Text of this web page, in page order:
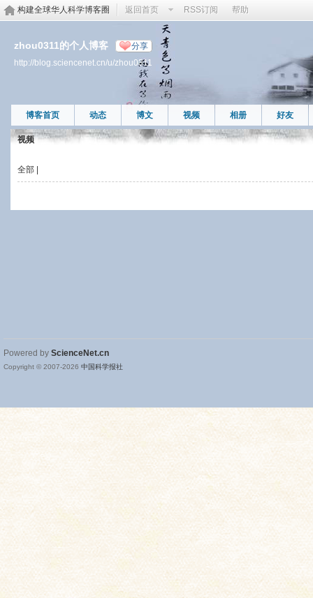
构建全球华人科学博客圈 返回首页 RSS订阅 帮助
zhou0311的个人博客 分享
http://blog.sciencenet.cn/u/zhou0311
博客首页 动态 博文 视频 相册 好友
视频
全部
Powered by ScienceNet.cn
Copyright © 2007-2026 中国科学报社